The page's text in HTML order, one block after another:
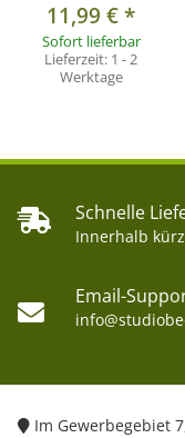
11,99 €*
Sofort lieferbar
Lieferzeit: 1 - 2
Werktage
Schnelle
Innerhalb
Email-
Im Gewerbegebiet